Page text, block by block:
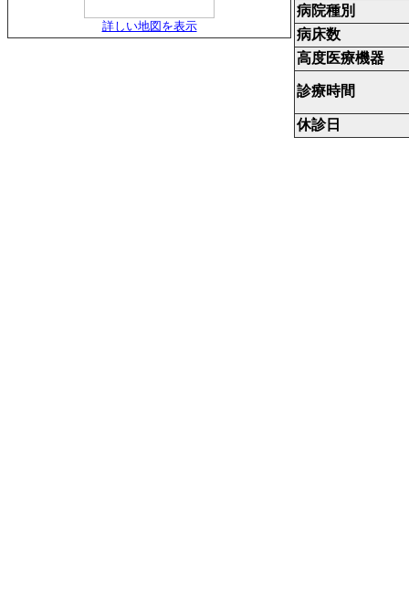
詳しい地図を表示
病院種別
病床数
高度医療機器
診療時間
休診日